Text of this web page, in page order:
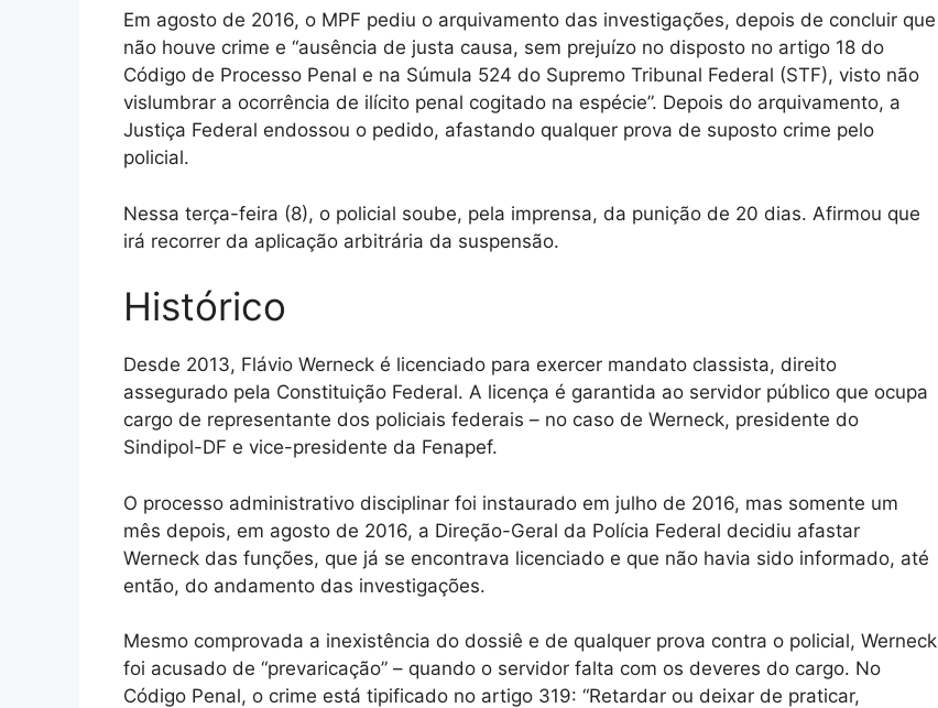
Em agosto de 2016, o MPF pediu o arquivamento das investigações, depois de concluir que
não houve crime e “ausência de justa causa, sem prejuízo no disposto no artigo 18 do
Código de Processo Penal e na Súmula 524 do Supremo Tribunal Federal (STF), visto não
vislumbrar a ocorrência de ilícito penal cogitado na espécie”. Depois do arquivamento, a
Justiça Federal endossou o pedido, afastando qualquer prova de suposto crime pelo
policial.
Nessa terça-feira (8), o policial soube, pela imprensa, da punição de 20 dias. Afirmou que
irá recorrer da aplicação arbitrária da suspensão.
Histórico
Desde 2013, Flávio Werneck é licenciado para exercer mandato classista, direito
assegurado pela Constituição Federal. A licença é garantida ao servidor público que ocupa
cargo de representante dos policiais federais – no caso de Werneck, presidente do
Sindipol-DF e vice-presidente da Fenapef.
O processo administrativo disciplinar foi instaurado em julho de 2016, mas somente um
mês depois, em agosto de 2016, a Direção-Geral da Polícia Federal decidiu afastar
Werneck das funções, que já se encontrava licenciado e que não havia sido informado, até
então, do andamento das investigações.
Mesmo comprovada a inexistência do dossiê e de qualquer prova contra o policial, Werneck
foi acusado de “prevaricação” – quando o servidor falta com os deveres do cargo. No
Código Penal, o crime está tipificado no artigo 319: “Retardar ou deixar de praticar,